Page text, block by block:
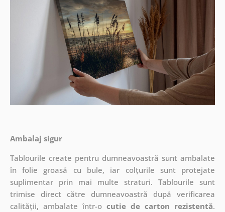
Ambalaj sigur
Tablourile create pentru dumneavoastră sunt ambalate
în folie groasă cu bule, iar colțurile sunt protejate
suplimentar prin mai multe straturi.Tablourile sunt
trimise direct către dumneavoastră după verificarea
calității, ambalate într-o cutie de carton rezistentă.